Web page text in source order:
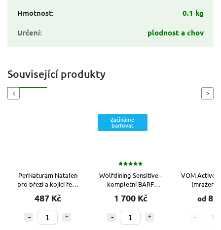
Hmotnost:
0.1 kg
Určení: plodnost a chov
Související produkty
Previous
PerNaturam Natalen
pro březí a kojící feny
487 Kč
Začínáme
barfovat
Wolfdining Sensitive -
kompletní BARF
krmivo 10 kg
kvašenou zeleninou a
probiotiky
1 700 Kč
VOM Active
(mražené
od 81
Next